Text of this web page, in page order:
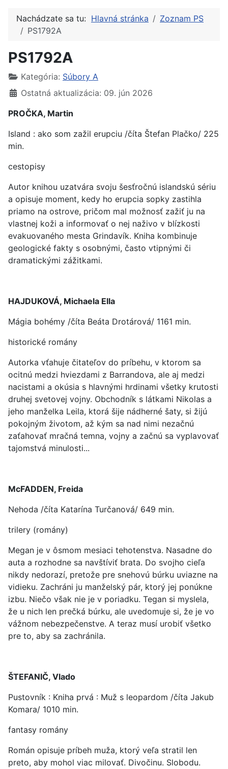
Nachádzate sa tu: Hlavná stránka
Zoznam PS
PS1792A
PS1792A
Kategória: Súbory A
Ostatná aktualizácia: 09. jún 2026
PROČKA, Martin
Island : ako som zažil erupciu /číta Štefan Plačko/ 225
min.
cestopisy
Autor knihou uzatvára svoju šesťročnú islandskú sériu
a opisuje moment, kedy ho erupcia sopky zastihla
priamo na ostrove, pričom mal možnosť zažiť ju na
vlastnej koži a informovať o nej naživo v blízkosti
evakuovaného mesta Grindavík. Kniha kombinuje
geologické fakty s osobnými, často vtipnými či
dramatickými zážitkami.
HAJDUKOVÁ, Michaela Ella
Mágia bohémy /číta Beáta Drotárová/ 1161 min.
historické romány
Autorka vťahuje čitateľov do príbehu, v ktorom sa
ocitnú medzi hviezdami z Barrandova, ale aj medzi
nacistami a okúsia s hlavnými hrdinami všetky krutosti
druhej svetovej vojny. Obchodník s látkami Nikolas a
jeho manželka Leila, ktorá šije nádherné šaty, si žijú
pokojným životom, až kým sa nad nimi nezačnú
zaťahovať mračná temna, vojny a začnú sa vyplavovať
tajomstvá minulosti...
McFADDEN, Freida
Nehoda /číta Katarína Turčanová/ 649 min.
trilery (romány)
Megan je v ôsmom mesiaci tehotenstva. Nasadne do
auta a rozhodne sa navštíviť brata. Do svojho cieľa
nikdy nedorazí, pretože pre snehovú búrku uviazne na
vidieku. Zachráni ju manželský pár, ktorý jej ponúkne
izbu. Niečo však nie je v poriadku. Tegan si myslela,
že u nich len prečká búrku, ale uvedomuje si, že je vo
vážnom nebezpečenstve. A teraz musí urobiť všetko
pre to, aby sa zachránila.
ŠTEFANIČ, Vlado
Pustovník : Kniha prvá : Muž s leopardom /číta Jakub
Komara/ 1010 min.
fantasy romány
Román opisuje príbeh muža, ktorý veľa stratil len
preto, aby mohol viac milovať. Divočinu. Slobodu.